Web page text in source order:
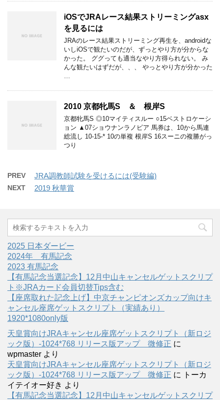
iOSでJRAレース結果ストリーミングasx
を見るには
JRAのレース結果ストリーミング再生を、androidな
いしiOSで観たいのだが、ずっとやり方が分からな
かった。 ググっても適当なやり方得られない。 み
んな観たいはずだが、、、 やっとやり方が分かった
2010 京都牝馬S ＆ 根岸S
京都牝馬S ◎10マイティスルー ○15ベストロケーシ
ョン ▲07ショウナンラノビア 馬券は、10から馬連
総流し 10-15-* 10の単複 根岸S 16スーニの複勝がっ
つり
PREV JRA調教師試験を受けるには(受験編)
NEXT 2019 秋華賞
2025 日本ダービー
2024年 有馬記念
2023 有馬記念
【有馬記念当選記念】12月中山キャンセルゲットスクリプ
ト※JRAカード会員切替Tips含む
【座席取れた記念上げ】中京チャンピオンズカップ向けキ
ャンセル座席ゲットスクリプト（実績あり）
1920*1080only版
天皇賞向けJRAキャンセル座席ゲットスクリプト（新ロジ
ック版）-1024*768 リリース版アップ 微修正 に
wpmaster より
天皇賞向けJRAキャンセル座席ゲットスクリプト（新ロジ
ック版）-1024*768 リリース版アップ 微修正 に
トーカ
イテイオー好き より
【有馬記念当選記念】12月中山キャンセルゲットスクリプ